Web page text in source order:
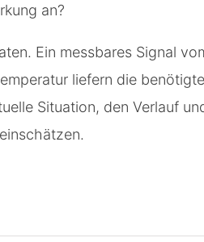
an?
Ein messbares Signal
liefern die
Situation, den Verlauf